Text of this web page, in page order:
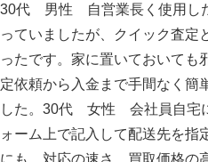
30代 男性 自営業長く使用し
っていましたが、クイック査定
ったです。家に置いておいても
定依頼から入金まで手間なく簡
した。30代 女性 会社員自宅
ォーム上で記入して配送先を指
にも、対応の速さ、買取価格の